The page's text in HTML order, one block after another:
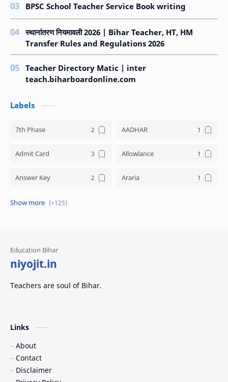
BPSC School Teacher Service Book writing
स्थानांतरण नियमावली 2026 | Bihar Teacher, HT, HM
Transfer Rules and Regulations 2026
Teacher Directory Matic | inter
teach.biharboardonline.com
Labels
7th Phase AADHAR
Admit Card Allowlance
Answer Key Araria
Arrear
AURANGABAD
BEGUSARAI
BPSC TRE
BUXAR
niyojit.in
Teachers are soul of Bihar.
Links
About
Contact
Disclaimer